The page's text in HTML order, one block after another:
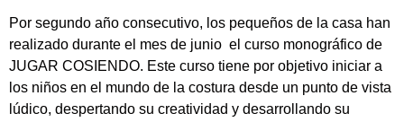
Por segundo año consecutivo, los pequeños de la casa han
realizado durante el mes de junio el curso monográfico de
JUGAR COSIENDO. Este curso tiene por objetivo iniciar a
los niños en el mundo de la costura desde un punto de vista
lúdico, despertando su creatividad y desarrollando su